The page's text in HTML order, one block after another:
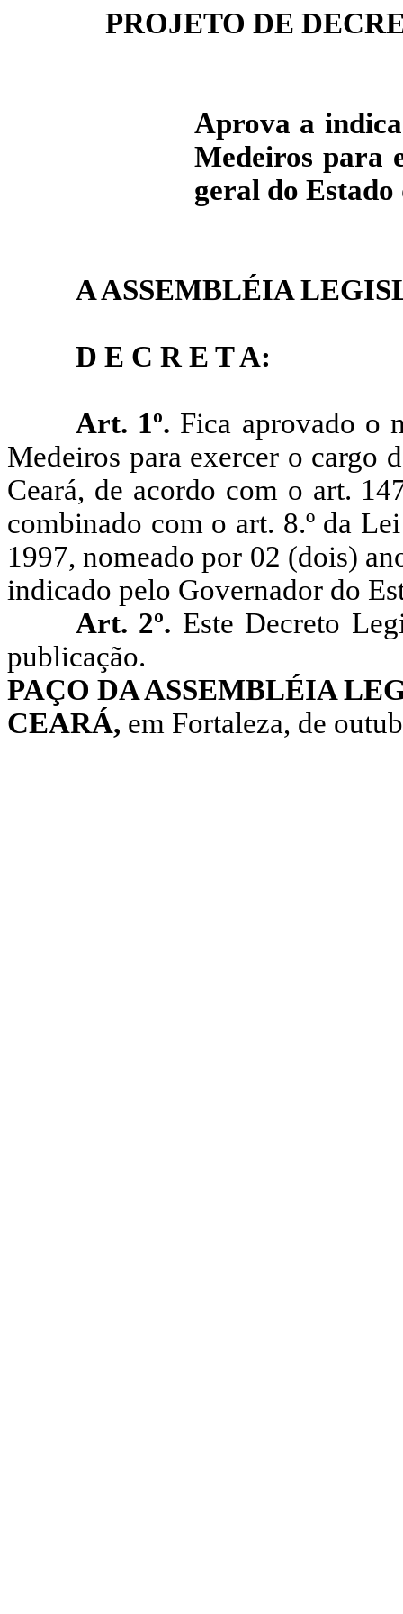
PROJETO DE
Aprova a
Medeiros para
geral do Estado
A ASSEMBLÉIA
D E C R E T A:
Art. 1º. Fica aprovado o
Medeiros para exercer o cargo
Ceará, de acordo com o art.
combinado com o art. 8.º da
1997, nomeado por 02 (dois)
indicado pelo Governador do
Art. 2º. Este Decreto
publicação.
PAÇO DA ASSEMBLÉIA
CEARÁ, em Fortaleza, de